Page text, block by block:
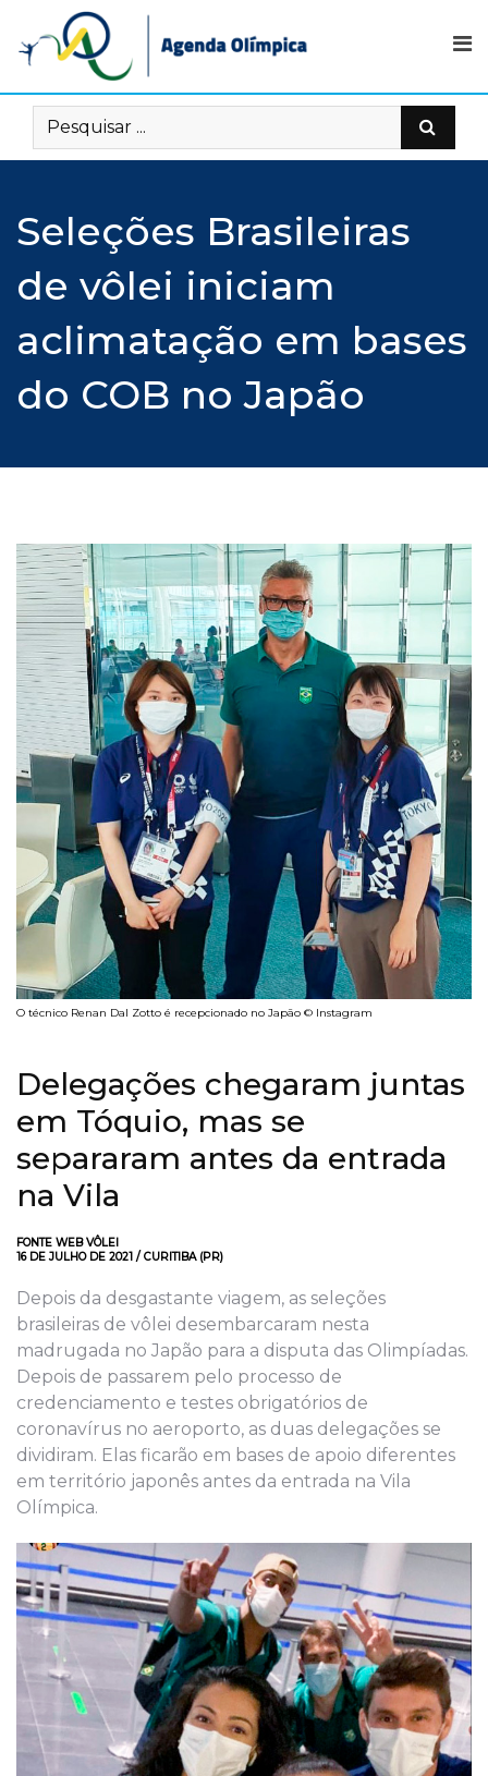
content
Seleções Brasileiras
de vôlei iniciam
aclimatação em bases
do COB no Japão
O técnico Renan Dal Zotto é recepcionado no Japão © Instagram
Delegações chegaram juntas
em Tóquio, mas se
separaram antes da entrada
na Vila
FONTE WEB VÔLEI
16 DE JULHO DE 2021 / CURITIBA (PR)
Depois da desgastante viagem, as seleções
brasileiras de vôlei desembarcaram nesta
madrugada no Japão para a disputa das Olimpíadas.
Depois de passarem pelo processo de
credenciamento e testes obrigatórios de
coronavírus no aeroporto, as duas delegações se
dividiram. Elas ficarão em bases de apoio diferentes
em território japonês antes da entrada na Vila
Olímpica.